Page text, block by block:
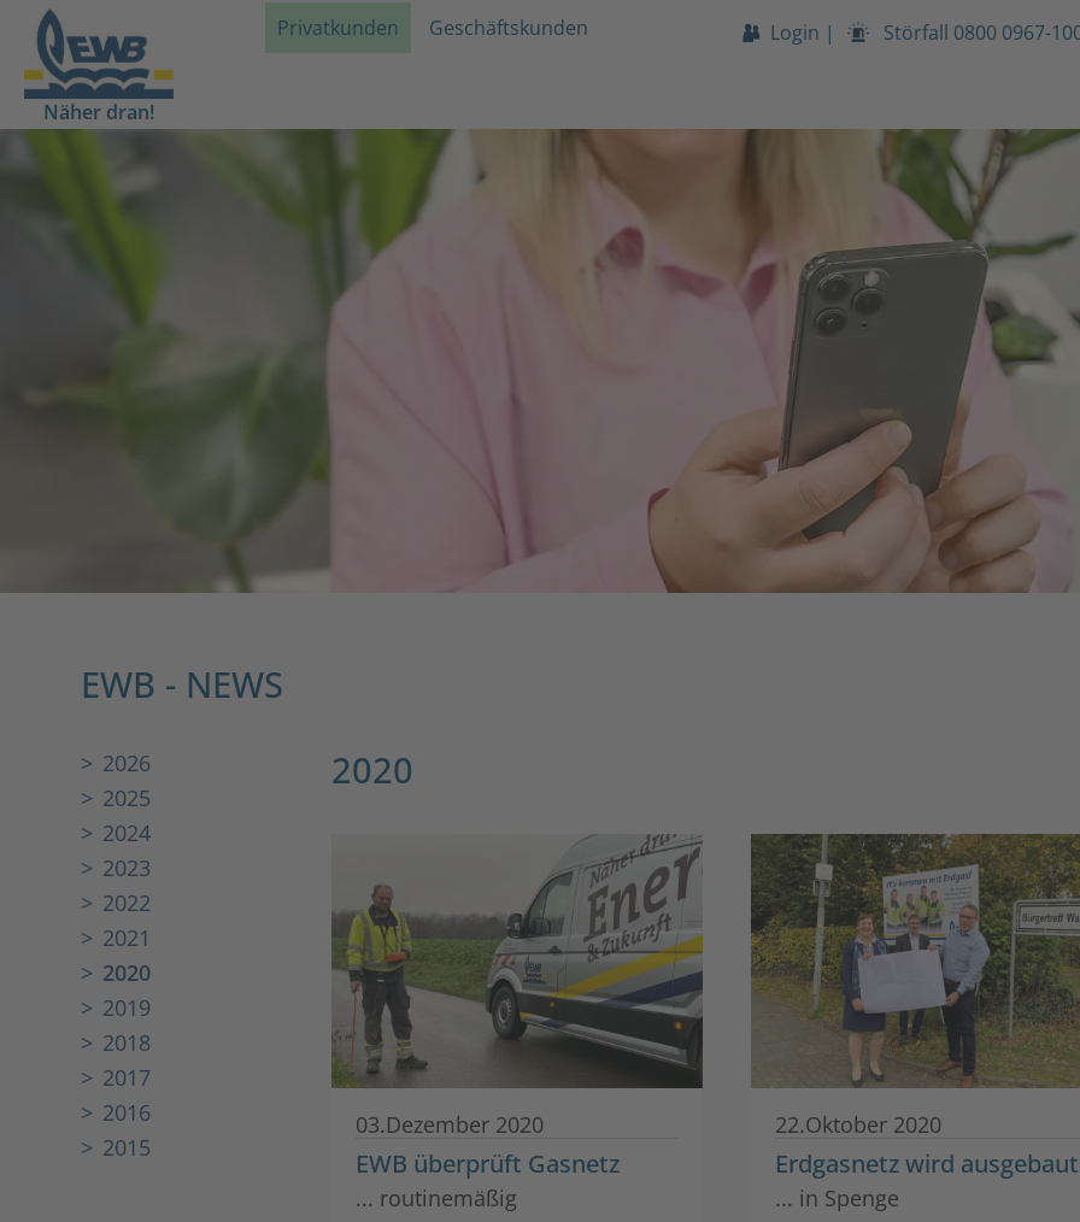
Näher dran!
Privatkunden Geschäftskunden Login | Störfall 0800 0967-
EWB - NEWS
2026
2025
2024
2023
2022
2021
2020
2019
2018
2017
2016
2015
2020
03.Dezember 2020
EWB überprüft Gasnetz
... routinemäßig
22.Oktober 2020
Erdgasnetz wird ausgebaut
... in Spenge